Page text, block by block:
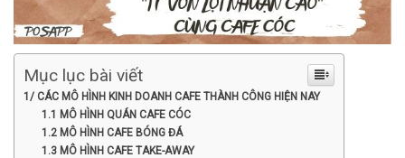
Mục lục bài viết
1/ CÁC MÔ HÌNH KINH DOANH CAFE THÀNH CÔNG HIỆN NAY
1.1 MÔ HÌNH QUÁN CAFE CÓC
1.2 MÔ HÌNH CAFE BÓNG ĐÁ
1.3 MÔ HÌNH CAFE TAKE-AWAY